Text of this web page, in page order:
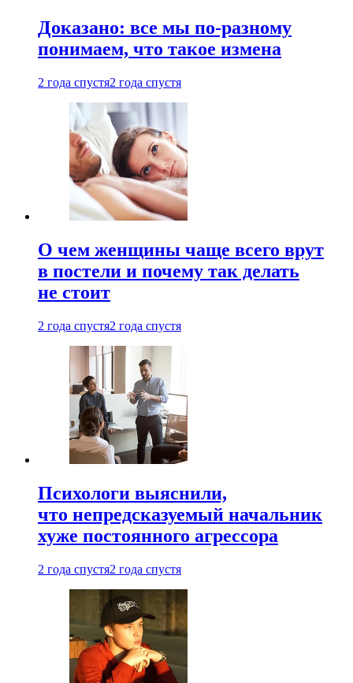
Доказано: все мы по-разному
понимаем, что такое измена
2 года спустя2 года спустя
О чем женщины чаще всего врут
в постели и почему так делать
не стоит
2 года спустя2 года спустя
Психологи выяснили,
что непредсказуемый начальник
хуже постоянного агрессора
2 года спустя2 года спустя